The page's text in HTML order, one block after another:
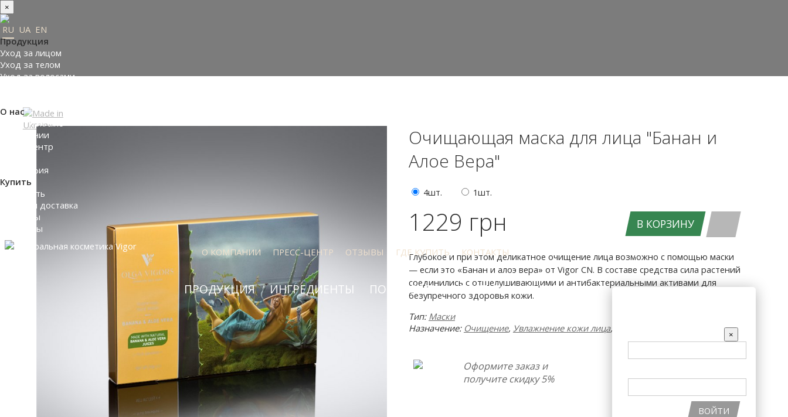
×
RU UA EN
Продукция
Уход за лицом
Уход за телом
Уход за волосами
О нас
Made in Ukraine
О компании
Пресс-центр
Философия
Купить
Где купить
Оплата и доставка
Контакты
Партнеры
О КОМПАНИИ
ПРЕСС-ЦЕНТР ОТЗЫВЫ ГДЕ КУПИТЬ КОНТАКТЫ
ПРОДУКЦИЯ ИНГРЕДИЕНТЫ ПОДОБРАТЬ КОСМЕТИКУ АКЦИИ
×
ВОЙТИ
Очищающая маска для лица "Банан и
Алое Вера"
4шт. 1шт.
1229 грн В КОРЗИНУ
Глубокое и при этом деликатное очищение лица возможно с помощью маски
— если это «Банан и алоэ вера» от Vigor CN. В составе средства сила растений
соединились с отшелушивающими и антибактериальными активами для
безупречного здоровья кожи.
Тип: Маски
Назначение: Очищение, Увлажнение кожи лица,
Оформите заказ и
получите скидку 5%